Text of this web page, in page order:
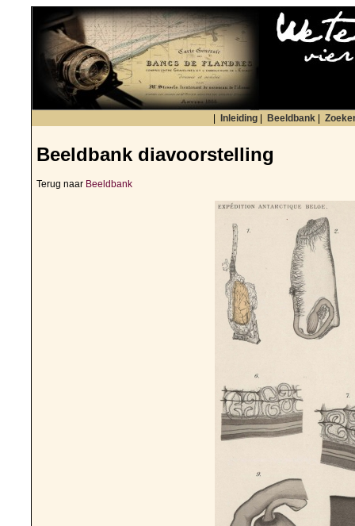
Inleiding Beeldbank
Beeldbank diavoorstelling
Terug naar Beeldbank